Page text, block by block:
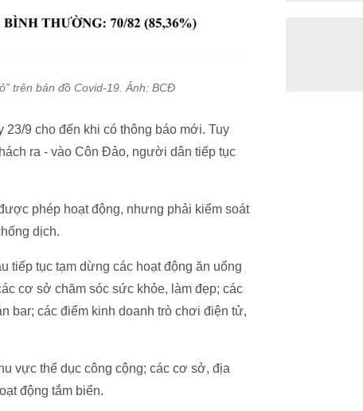
trên bản đồ Covid-19. Ảnh: BCĐ
9 cho đến khi có thông báo mới. Tuy
ra - vào Côn Đảo, người dân tiếp tục
phép hoạt động, nhưng phải kiểm soát
dịch.
tiếp tục tạm dừng các hoạt động ăn uống
cơ sở chăm sóc sức khỏe, làm đẹp; các
bar; các điểm kinh doanh trò chơi điện tử,
vực thể dục công cộng; các cơ sở, địa
động tắm biển.